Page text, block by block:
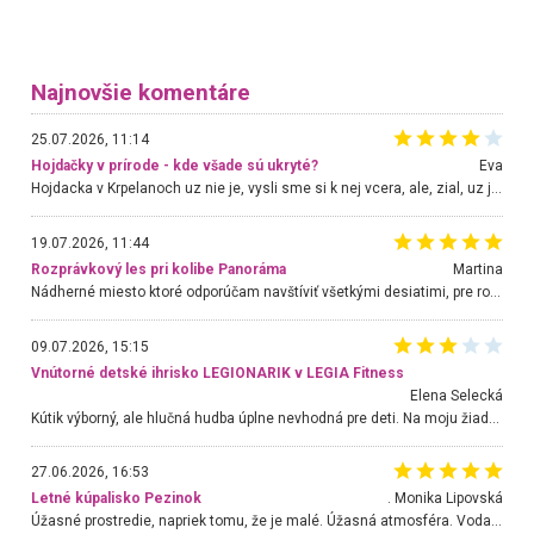
Najnovšie komentáre
25.07.2026, 11:14
Hojdačky v prírode - kde všade sú ukryté?
Eva
Hojdacka v Krpelanoch uz nie je, vysli sme si k nej vcera, ale, zial, uz je znicena. Ak sem planujete cestu len kvoli hojdacke, mozete si ju usetrit. Krasny vyhlad je tu vsak aj bez hojdacky :-)
19.07.2026, 11:44
Rozprávkový les pri kolibe Panoráma
Martina
Nádherné miesto ktoré odporúčam navštíviť všetkými desiatimi, pre rodiny s deťmi, dôchodcom... Proste a jednoducho ozaj rozprávkový les.. určite ešte prídeme. Odniesli sme si na pamiatku krásne tričká,
09.07.2026, 15:15
Vnútorné detské ihrisko LEGIONARIK v LEGIA Fitness
Elena Selecká
27.06.2026, 16:53
Letné kúpalisko Pezinok
. Monika Lipovská
Úžasné prostredie, napriek tomu, že je malé. Úžasná atmosféra. Voda fantastická a nádherná. Ľudí je pomerne veľa, ale su mili a ohľaduplní. Je veľmi zaujímavé sledovať, ako dokážu spolu športovať cudzí ľudia a bez ohľadu na vek. Vládne tu pohoda. Vnuka neviem dostať z vody. Ďakujem za krásny deň . Urcite sa sem vrátim. Jediný problém je s parkovaním, ale aj ten sa mi podarilo vyriešiť. Monika Bratislava